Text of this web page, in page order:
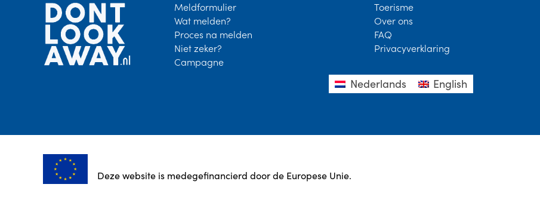
Partner
logo
Meldformulier
Wat melden?
Proces na melden
Niet zeker?
Campagne
Toerisme
Over ons
FAQ
Privacyverklaring
Nederlands English
Deze website is medegefinancierd door de Europese Unie.